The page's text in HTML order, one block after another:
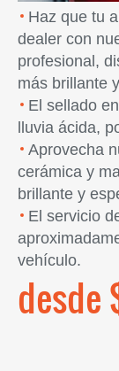
Haz que tu
dealer con
profesional,
más brillante
El sellado
lluvia ácida,
Aprovecha
cerámica y
brillante y
El servicio
vehículo.
desde